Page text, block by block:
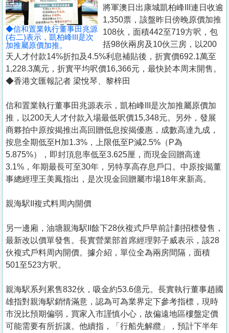
業
手
冊
關
於
我
們
◆信和置業執行董事田兆源
(右二)表示，凱柏峰III是次
加推屬原價加推。
將軍澳日出康城凱柏峰III連日收逾
1,350票，該盤昨日傍晚原價加推
108伙，面積442至719方呎，包
括98伙兩房及10伙三房，以200
天人才付款14%折扣及4.5%利息補貼後，折實價692.1萬至
1,228.3萬元，折實平均呎價16,366元，最快於本周末開售。
◆香港文匯報記者 梁悅琴、黎梓田
信和置業執行董事田兆源表示，凱柏峰III是次加推屬原價加
推，以200天人才付款入場最低呎價15,348元。另外，發展
商夥拍中原按揭推出高回贈低息按揭優惠，成數高達九成，
按息全期低至H加1.3%，上限低至P減2.5%（P為
5.875%），即封頂息率低至3.625厘，而現金回贈高達
3.1%，年期最長可至30年，另特享高存息戶口。中原按揭董
事總經理王美鳳指出，是次現金回贈屬巿場18年來新高。
親海駅II複式料周內開價
另一邊廂，油塘親海駅II餘下28伙複式戶早前計劃招標發售，
最新改以價單發售。長實營業部首席經理郭子威表示，該28
伙複式戶料周內開價。據介紹，單位全為兩房間隔，面積
501至523方呎。
親海駅系列累售832伙，吸金約53.6億元。長實執行董事趙國
雄指對親海駅銷情滿意，認為可為業界定下參考指標，現時
市況比預期偏弱，買家入市謹慎小心，故偏遠地區樓盤定價
可能需要有所折讓。他續指，「行船先解纜」，預計下半年